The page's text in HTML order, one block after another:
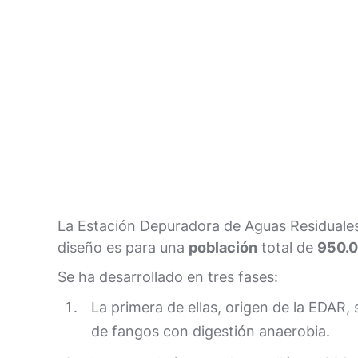
La Estación Depuradora de Aguas
diseño es para una población total de
Se ha desarrollado en tres fases:
La primera de ellas, origen de la
de fangos con digestión anaerobia.